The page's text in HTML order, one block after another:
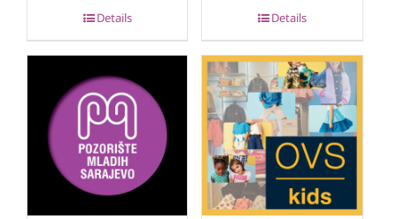
Details Details